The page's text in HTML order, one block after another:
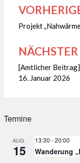
Projekt
[Amtlicher
16. Januar 2026
Termine
AUG.
15
13:30 -20:00
Wanderung